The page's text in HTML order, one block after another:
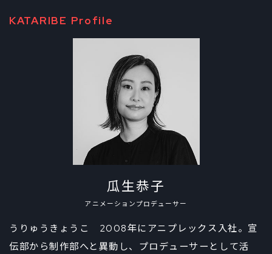
KATARIBE Profile
瓜生恭子
アニメーションプロデューサー
うりゅうきょうこ 2008年にアニプレックス入社。宣
伝部から制作部へと異動し、プロデューサーとして活